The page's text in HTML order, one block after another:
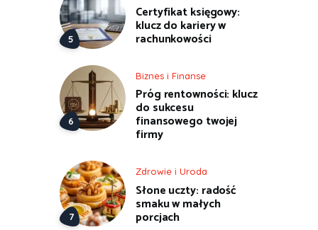
Certyfikat księgowy:
klucz do kariery w
rachunkowości
Biznes i Finanse
Próg rentowności: klucz
do sukcesu
finansowego twojej
firmy
Zdrowie i Uroda
Słone uczty: radość
smaku w małych
porcjach